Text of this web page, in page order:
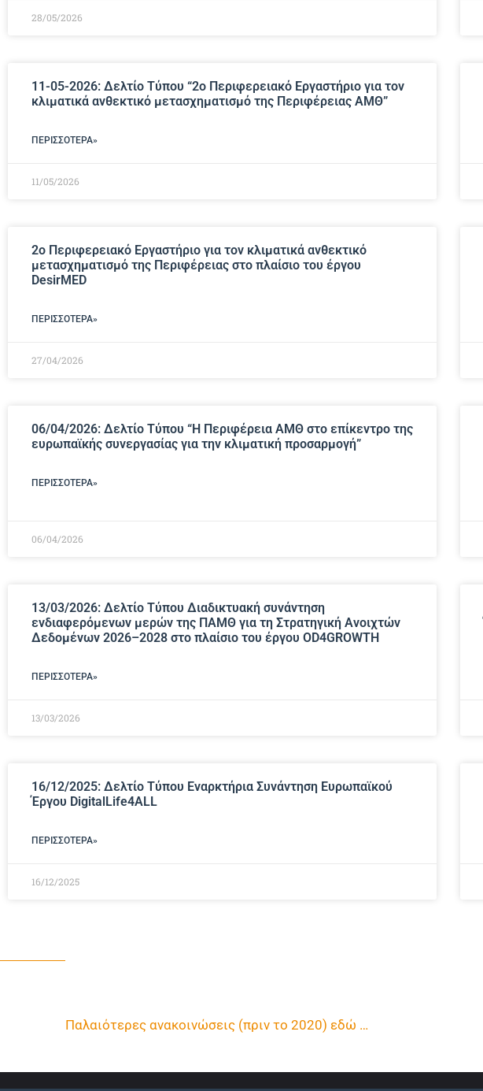
28/05/2026
11-05-2026: Δελτίο Τύπου “2ο Περιφερειακό Εργαστήριο για τον
κλιματικά ανθεκτικό μετασχηματισμό της Περιφέρειας ΑΜΘ”
ΠΕΡΙΣΣΌΤΕΡΑ»
11/05/2026
2ο Περιφερειακό Εργαστήριο για τον κλιματικά ανθεκτικό
μετασχηματισμό της Περιφέρειας στο πλαίσιο του έργου
DesirMED
ΠΕΡΙΣΣΌΤΕΡΑ»
27/04/2026
06/04/2026: Δελτίο Τύπου “Η Περιφέρεια ΑΜΘ στο επίκεντρο της
ευρωπαϊκής συνεργασίας για την κλιματική προσαρμογή”
ΠΕΡΙΣΣΌΤΕΡΑ»
06/04/2026
13/03/2026: Δελτίο Τύπου Διαδικτυακή συνάντηση
ενδιαφερόμενων μερών της ΠΑΜΘ για τη Στρατηγική Ανοιχτών
Δεδομένων 2026–2028 στο πλαίσιο του έργου OD4GROWTH
ΠΕΡΙΣΣΌΤΕΡΑ»
13/03/2026
16/12/2025: Δελτίο Τύπου Εναρκτήρια Συνάντηση Ευρωπαϊκού
Έργου DigitalLife4ALL
ΠΕΡΙΣΣΌΤΕΡΑ»
16/12/2025
Παλαιότερες ανακοινώσεις (πριν το 2020) εδώ …